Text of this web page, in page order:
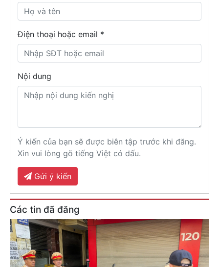
Điện thoại hoặc email *
Nội dung
Ý kiến của bạn sẽ được biên tập trước khi đăng.
Xin vui lòng gõ tiếng Việt có dấu.
Gửi ý kiến
Các tin đã đăng